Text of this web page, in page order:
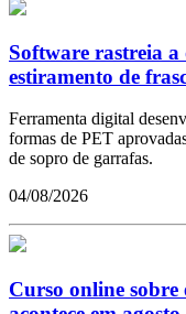
Software rastreia a
estiramento de
Ferramenta digital
formas de PET
de sopro de garrafas.
04/08/2026
Curso online sobre